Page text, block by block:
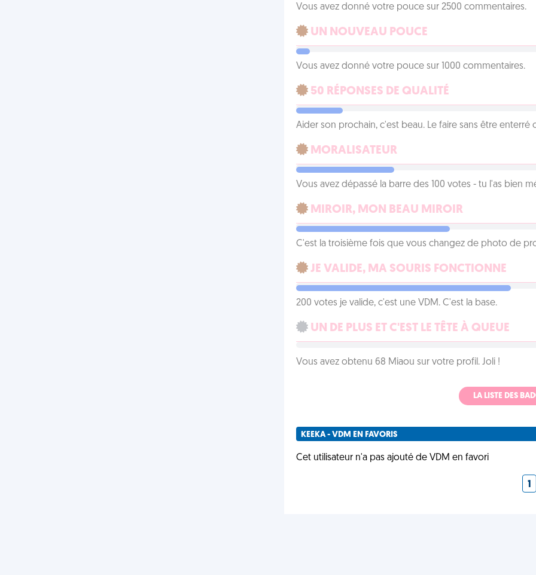
Vous avez donné votre pouce sur 2500 commentaires.
UN NOUVEAU POUCE
Vous avez donné votre pouce sur 1000 commentaires.
50 RÉPONSES DE QUALITÉ
Aider son prochain, c'est beau. Le faire sans être
MORALISATEUR
Vous avez dépassé la barre des 100 votes - tu l'as bien
MIROIR, MON BEAU MIROIR
C'est la troisième fois que vous changez de photo de
JE VALIDE, MA SOURIS FONCTIONNE
200 votes je valide, c'est une VDM. C'est la base.
UN DE PLUS ET C'EST LE TÊTE À QUEUE
Vous avez obtenu 68 Miaou sur votre profil. Joli !
LA LISTE DES
KEEKA - VDM EN FAVORIS
Cet utilisateur n'a pas ajouté de VDM en favori
1